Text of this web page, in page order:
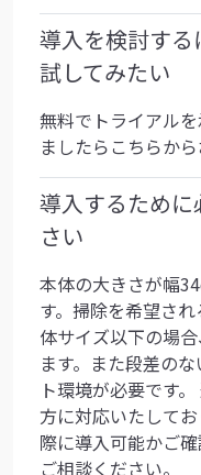
導入を検討す
試してみたい
無料でトライアル
ましたらこちらか
導入するため
さい
本体の大きさが幅
す。掃除を希望さ
体サイズ以下の場
ます。また段差の
ト環境が必要です
方に対応いたして
際に導入可能かご
ご相談ください。